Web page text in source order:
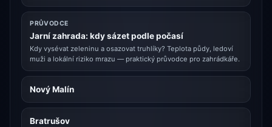
PRŮVODCE
Jarní zahrada: kdy sázet podle počasí
Kdy vysévat zeleninu a osazovat truhlíky? Teplota půdy, ledoví
muži a lokální riziko mrazu — praktický průvodce pro zahrádkáře.
Nový Malín
Bratrušov